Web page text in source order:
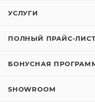
УСЛУГИ
ПОЛНЫЙ ПРАЙС-ЛИСТ
БОНУСНАЯ
SHOWROOM